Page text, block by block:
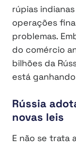
rúpias
operações
problemas.
do comércio
bilhões da
está
Rússia
novas leis
E não se trata